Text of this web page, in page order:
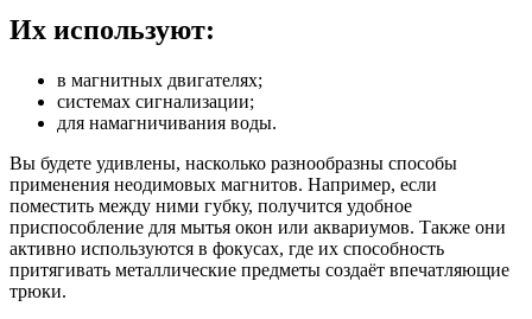
Их используют:
в магнитных двигателях;
системах сигнализации;
для намагничивания воды.
Вы будете удивлены, насколько разнообразны способы
применения неодимовых магнитов. Например, если
поместить между ними губку, получится удобное
приспособление для мытья окон или аквариумов. Также они
активно используются в фокусах, где их способность
притягивать металлические предметы создаёт впечатляющие
трюки.